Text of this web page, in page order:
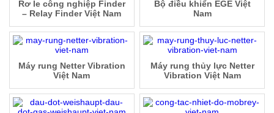
Rơ le công nghiệp Finder
– Relay Finder Việt Nam
Bộ điều khiển EGE Việt
Nam
Máy rung Netter Vibration
Việt Nam
Máy rung thủy lực Netter
Vibration Việt Nam